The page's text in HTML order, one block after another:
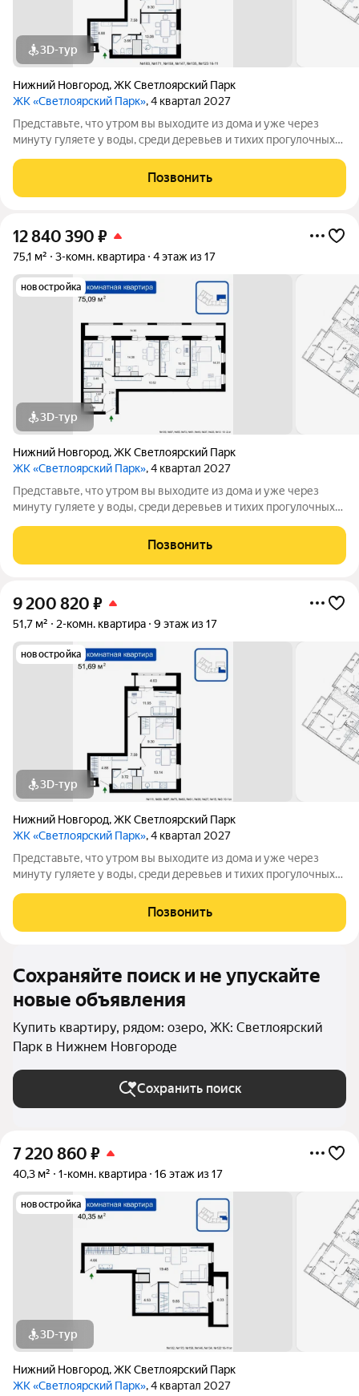
3D-тур
Нижний Новгород,ЖК Светлоярский Парк
ЖК «Светлоярский Парк», 4 квартал 2027
Представьте, что утром вы выходите из дома и уже через
минуту гуляете у воды, среди деревьев и тихих прогулочных
рядом с одним из самых живописных мест Сормовского
района Нижнего Новгорода
Позвонить
12 840 390 ₽
75,1 м² 3-комн. квартира 4 этаж из 17
новостройка
3D-тур
Нижний Новгород,ЖК Светлоярский Парк
ЖК «Светлоярский Парк», 4 квартал 2027
Представьте, что утром вы выходите из дома и уже через
минуту гуляете у воды, среди деревьев и тихих прогулочных
рядом с одним из самых живописных мест Сормовского
района Нижнего Новгорода
Позвонить
9 200 820 ₽
51,7 м² 2-комн. квартира 9 этаж из 17
новостройка
3D-тур
Нижний Новгород,ЖК Светлоярский Парк
ЖК «Светлоярский Парк», 4 квартал 2027
Представьте, что утром вы выходите из дома и уже через
минуту гуляете у воды, среди деревьев и тихих прогулочных
рядом с одним из самых живописных мест Сормовского
района Нижнего Новгорода
Позвонить
Сохраняйте поиск и не упускайте
новые объявления
Купить квартиру, рядом: озеро, ЖК: Светлоярский
Парк в Нижнем Новгороде
Сохранить поиск
7 220 860 ₽
40,3 м² 1-комн. квартира 16 этаж из 17
новостройка
3D-тур
Нижний Новгород,ЖК Светлоярский Парк
ЖК «Светлоярский Парк», 4 квартал 2027